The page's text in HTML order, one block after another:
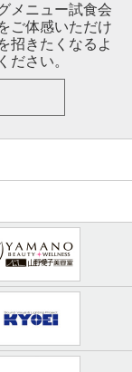
メニュー試食会
ご体感いただけ
招きたくなるよ
ださい。